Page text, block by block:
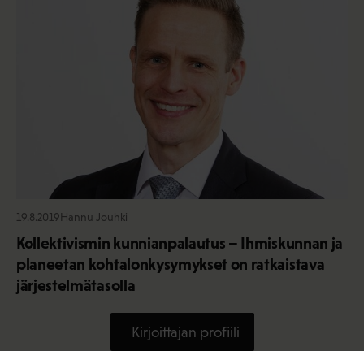
19.8.2019Hannu Jouhki
Kollektivismin kunnianpalautus – Ihmiskunnan ja
planeetan kohtalonkysymykset on ratkaistava
järjestelmätasolla
Kirjoittajan profiili